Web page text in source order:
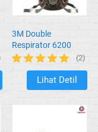
3M Double
Respirator 6200
(2)
`
Lihat Detil